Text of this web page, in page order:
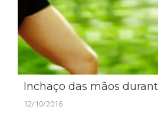
Inchaço das mãos
12/10/2016